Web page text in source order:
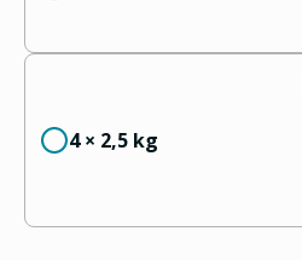
4 × 2,5 kg